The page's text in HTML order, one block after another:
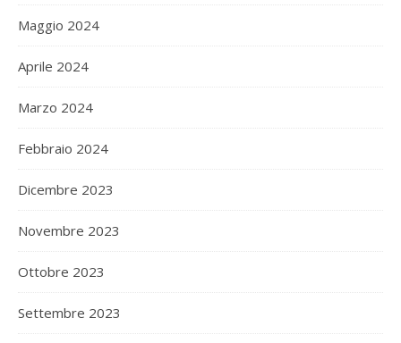
Maggio 2024
Aprile 2024
Marzo 2024
Febbraio 2024
Dicembre 2023
Novembre 2023
Ottobre 2023
Settembre 2023